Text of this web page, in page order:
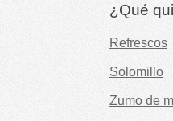
¿Qué
Refrescos
Solomillo
Zumo de